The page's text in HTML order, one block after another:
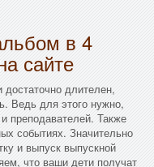
в 4
сайте
достаточно длителен,
Ведь для этого нужно,
преподавателей. Также
событиях. Значительно
и выпуск выпускной
что ваши дети получат